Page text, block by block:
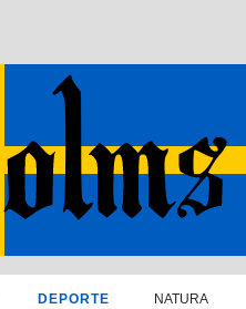
DEPORTE NATURA